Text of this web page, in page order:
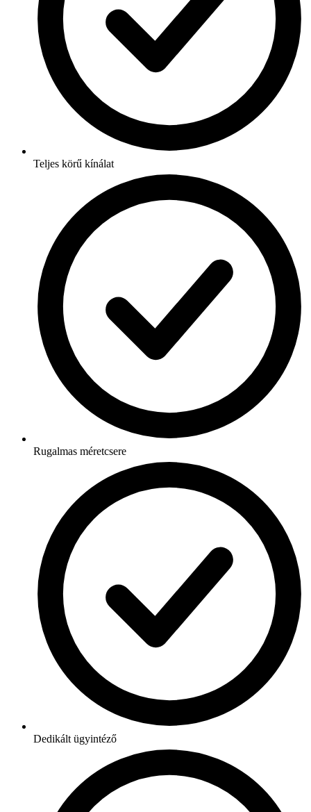
Teljes körű kínálat
Rugalmas méretcsere
Dedikált ügyintéző